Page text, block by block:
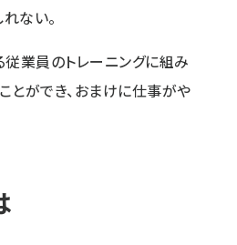
ない。
従業員のトレーニングに組み
とができ、おまけに仕事がや